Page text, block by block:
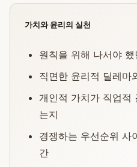
가치와 윤리의 실천
원칙을 위해 나서야 했
직면한 윤리적 딜레마
개인적 가치가 직업적
는지
경쟁하는 우선순위 사
간